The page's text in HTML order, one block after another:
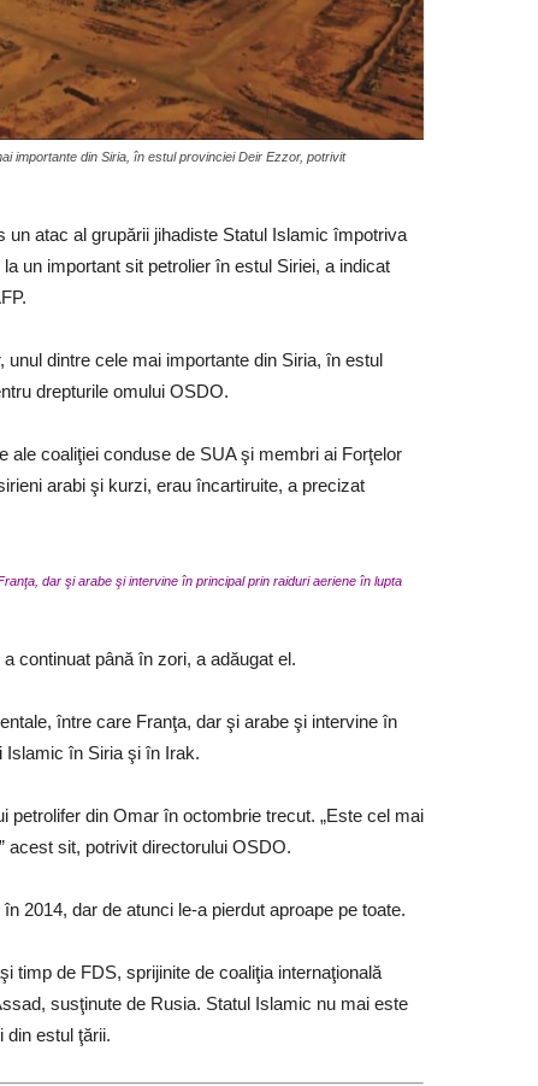
importante din Siria, în estul provinciei Deir Ezzor, potrivit
atac al grupării jihadiste Statul Islamic împotriva
un important sit petrolier în estul Siriei, a indicat
dintre cele mai importante din Siria, în estul
drepturile omului OSDO.
ale coaliţiei conduse de SUA şi membri ai Forţelor
arabi şi kurzi, erau încartiruite, a precizat
dar şi arabe şi intervine în principal prin raiduri aeriene în lupta
continuat până în zori, a adăugat el.
între care Franţa, dar şi arabe şi intervine în
Islamic în Siria şi în Irak.
din Omar în octombrie trecut. „Este cel mai
acest sit, potrivit directorului OSDO.
2014, dar de atunci le-a pierdut aproape pe toate.
timp de FDS, sprijinite de coaliţia internaţională
susţinute de Rusia. Statul Islamic nu mai este
din estul ţării.